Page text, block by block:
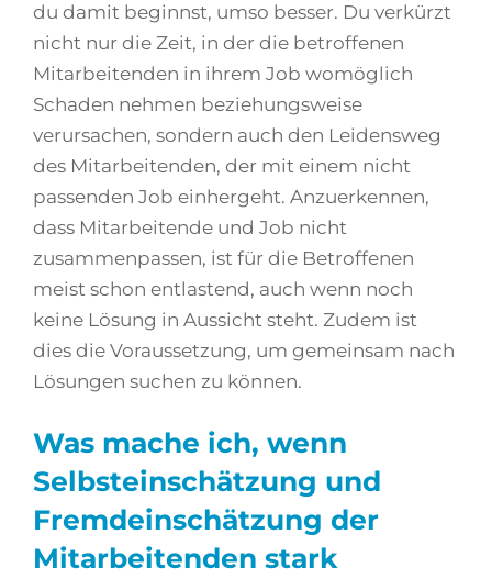
du damit beginnst, umso besser. Du verkürzt
nicht nur die Zeit, in der die betroffenen
Mitarbeitenden in ihrem Job womöglich
Schaden nehmen beziehungsweise
verursachen, sondern auch den Leidensweg
des Mitarbeitenden, der mit einem nicht
passenden Job einhergeht. Anzuerkennen,
dass Mitarbeitende und Job nicht
zusammenpassen, ist für die Betroffenen
meist schon entlastend, auch wenn noch
keine Lösung in Aussicht steht. Zudem ist
dies die Voraussetzung, um gemeinsam nach
Lösungen suchen zu können.
Was mache ich, wenn
Selbsteinschätzung und
Fremdeinschätzung der
Mitarbeitenden stark